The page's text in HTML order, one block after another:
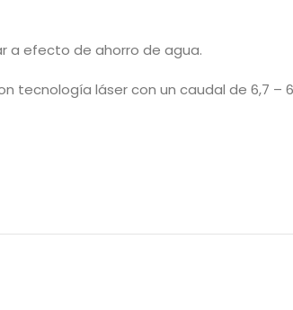
a efecto de ahorro de agua.
láser con un caudal de 6,7 –